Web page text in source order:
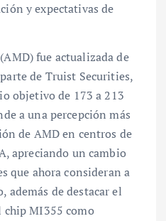
y expectativas de
fue actualizada de
de Truist Securities,
objetivo de 173 a 213
a una percepción más
de AMD en centros de
apreciando un cambio
que ahora consideran a
además de destacar el
MI355 como